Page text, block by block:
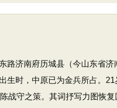
济南府历城县（今山东省济
生时，中原已为金兵所占。
战守之策。其词抒写力图恢